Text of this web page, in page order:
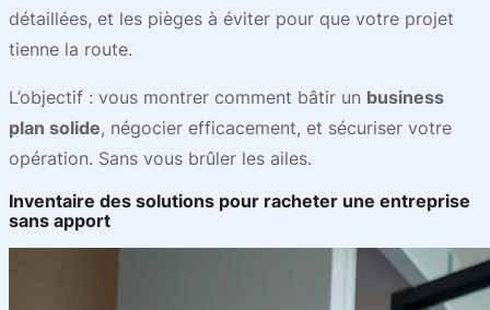
détaillées, et les pièges à éviter pour que votre projet
tienne la route.
L’objectif : vous montrer comment bâtir un business
plan solide, négocier efficacement, et sécuriser votre
opération. Sans vous brûler les ailes.
Inventaire des solutions pour racheter une entreprise
sans apport